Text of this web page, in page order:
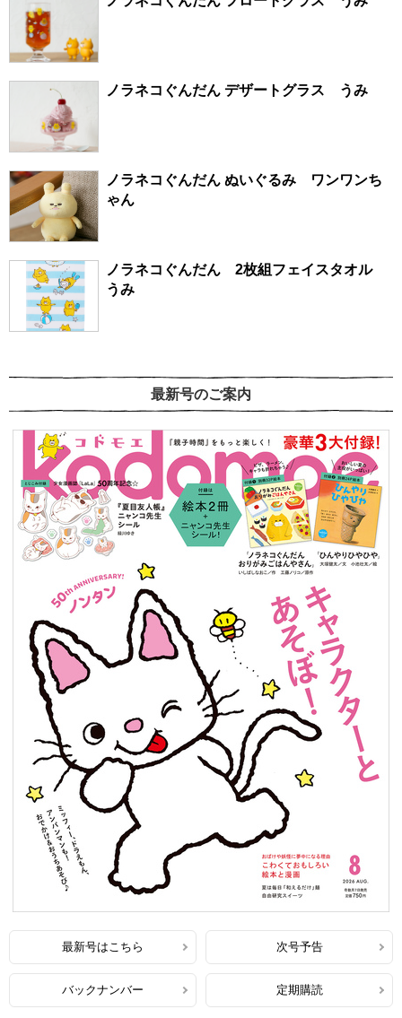
ノラネコぐんだん デザートグラス うみ
ノラネコぐんだん ぬいぐるみ ワンワンち
ゃん
ノラネコぐんだん 2枚組フェイスタオル
うみ
最新号のご案内
最新号はこちら 次号予告
バックナンバー 定期購読